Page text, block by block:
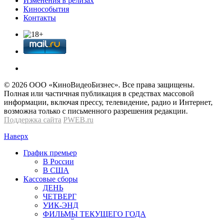
Кинособытия
Контакты
© 2026 OOО «КиноВидеоБизнес». Все права защищены.
Полная или частичная публикация в средствах массовой
информации, включая прессу, телевидение, радио и Интернет,
возможна только с письменного разрешения редакции.
Поддержка сайта PWEB.ru
Наверх
График премьер
В России
В США
Кассовые сборы
ДЕНЬ
ЧЕТВЕРГ
УИК-ЭНД
ФИЛЬМЫ ТЕКУЩЕГО ГОДА